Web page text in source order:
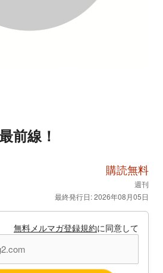
前線！
購読無料
週刊
最終発行日: 2026年08月05日
無料メルマガ登録規約に同意して